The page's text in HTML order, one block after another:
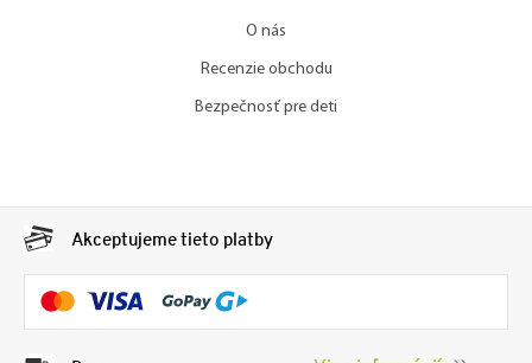
O nás
Recenzie obchodu
Bezpečnosť pre deti
Akceptujeme tieto platby